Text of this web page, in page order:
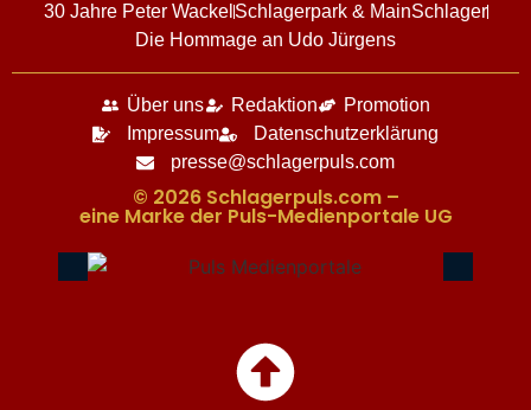
30 Jahre Peter Wackel Schlagerpark & MainSchlager
Die Hommage an Udo Jürgens
Über uns Redaktion
Promotion
Impressum
Datenschutzerklärung
presse@schlagerpuls.com
© 2026 Schlagerpuls.com –
eine Marke der Puls-Medienportale UG​